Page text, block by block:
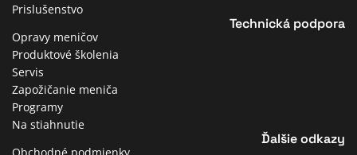
Prislušenstvo
Technická podpora
Opravy meničov
Produktové školenia
Servis
Zapožičanie meniča
Programy
Na stiahnutie
Ďalšie odkazy